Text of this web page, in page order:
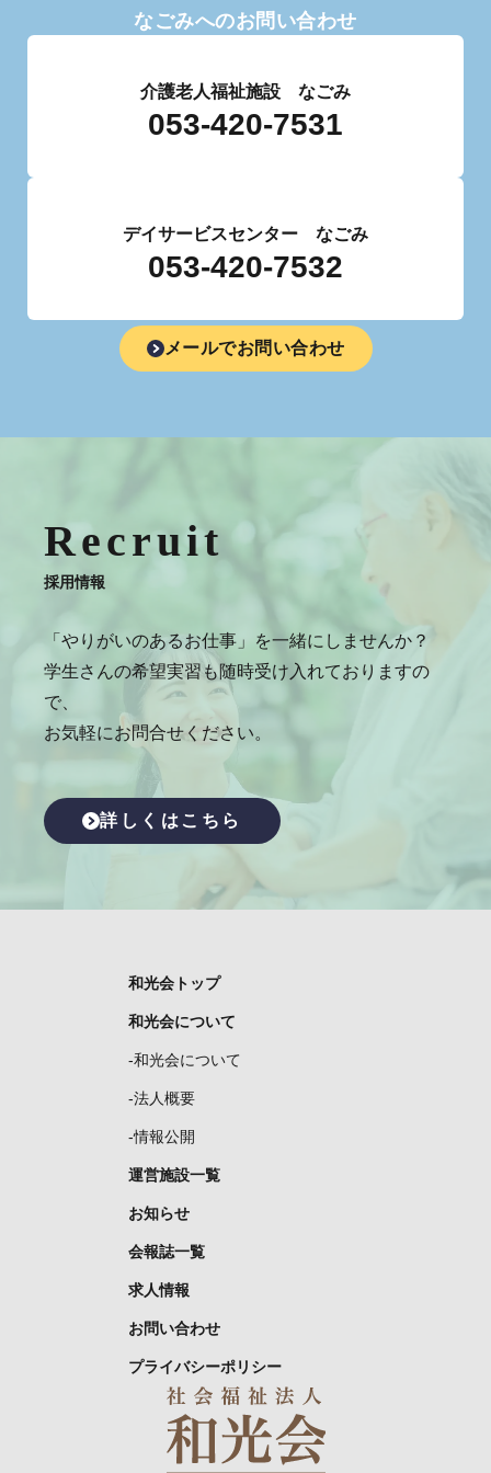
なごみへのお問い合わせ
介護老人福祉施設 なごみ
053-420-7531
デイサービスセンター なごみ
053-420-7532
メールでお問い合わせ
Recruit
採用情報
「やりがいのあるお仕事」を一緒にしませんか？
学生さんの希望実習も随時受け入れておりますの
で、
お気軽にお問合せください。
詳しくはこちら
和光会トップ
和光会について
-和光会について
-法人概要
-情報公開
運営施設一覧
お知らせ
会報誌一覧
求人情報
お問い合わせ
プライバシーポリシー